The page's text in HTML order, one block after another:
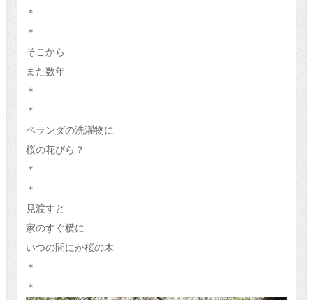
＊
＊
そこから
また数年
＊
＊
ベランダの洗濯物に
桜の花びら？
＊
＊
見渡すと
家のすぐ横に
いつの間にか桜の木
＊
＊